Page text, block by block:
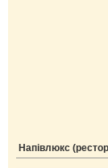
Напівлюкс